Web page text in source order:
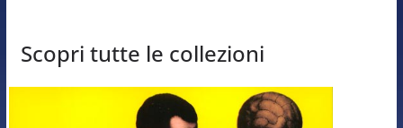
Scopri tutte le collezioni​